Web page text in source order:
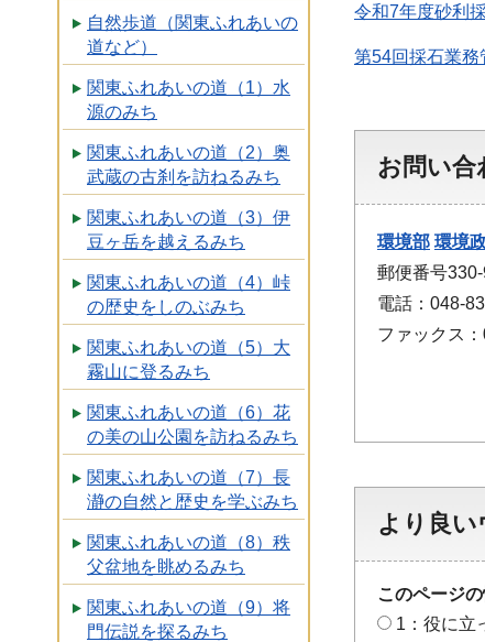
自然歩道（関東ふれあいの
道など）
関東ふれあいの道（1）水
源のみち
関東ふれあいの道（2）奥
武蔵の古刹を訪ねるみち
関東ふれあいの道（3）伊
豆ヶ岳を越えるみち
関東ふれあいの道（4）峠
の歴史をしのぶみち
関東ふれあいの道（5）大
霧山に登るみち
関東ふれあいの道（6）花
の美の山公園を訪ねるみち
関東ふれあいの道（7）長
瀞の自然と歴史を学ぶみち
関東ふれあいの道（8）秩
父盆地を眺めるみち
関東ふれあいの道（9）将
門伝説を探るみち
令和7年度砂利
第54回採石業務
お問い合
環境部 環境
郵便番号
電話：048-
ファックス
より良
このページ
1：役に立